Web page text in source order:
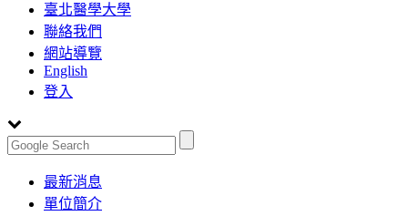
臺北醫學大學
聯絡我們
網站導覽
English
登入
Toggle
navigation
最新消息
單位簡介